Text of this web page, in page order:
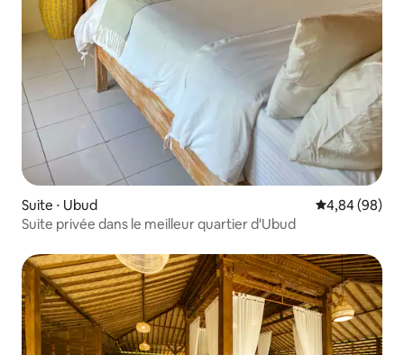
Suite ⋅ Ubud Évaluation
4,84 (98)
Suite privée dans le meilleur quartier d'Ubud